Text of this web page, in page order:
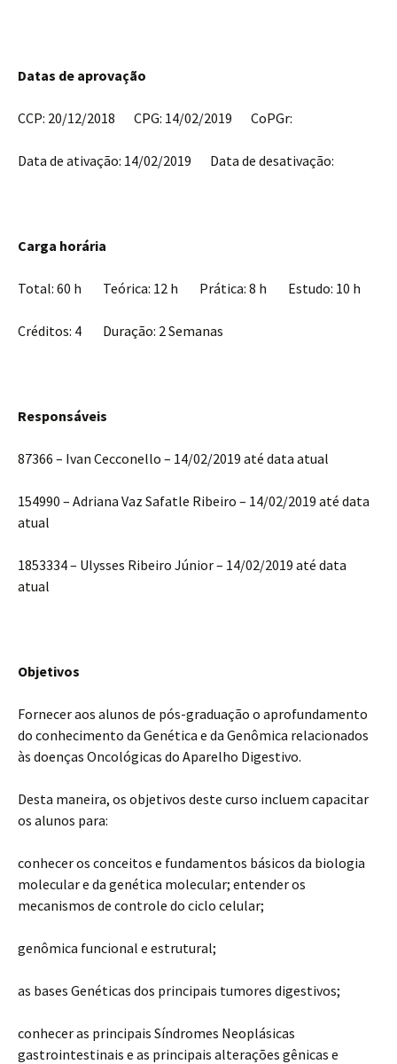
Datas de aprovação
CCP: 20/12/2018 CPG: 14/02/2019 CoPGr:
Data de ativação: 14/02/2019 Data de desativação:
Carga horária
Total: 60 h Teórica: 12 h Prática: 8 h Estudo: 10 h
Créditos: 4 Duração: 2 Semanas
Responsáveis
87366 – Ivan Cecconello – 14/02/2019 até data atual
154990 – Adriana Vaz Safatle Ribeiro – 14/02/2019 até data
atual
1853334 – Ulysses Ribeiro Júnior – 14/02/2019 até data
atual
Objetivos
Fornecer aos alunos de pós-graduação o aprofundamento
do conhecimento da Genética e da Genômica relacionados
às doenças Oncológicas do Aparelho Digestivo.
Desta maneira, os objetivos deste curso incluem capacitar
os alunos para:
conhecer os conceitos e fundamentos básicos da biologia
molecular e da genética molecular; entender os
mecanismos de controle do ciclo celular;
genômica funcional e estrutural;
as bases Genéticas dos principais tumores digestivos;
conhecer as principais Síndromes Neoplásicas
gastrointestinais e as principais alterações gênicas e